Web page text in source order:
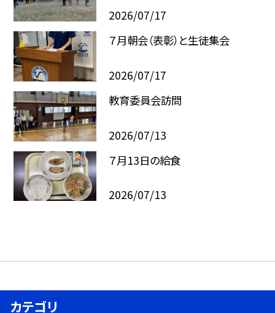
2026/07/17
７月朝会（表彰）と生徒集会
2026/07/17
教育委員会訪問
2026/07/13
７月13日の給食
2026/07/13
カテゴリ